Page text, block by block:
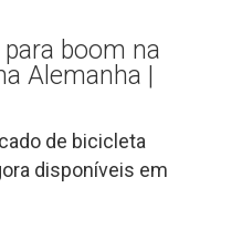
boom na
Alemanha |
de bicicleta
disponíveis em